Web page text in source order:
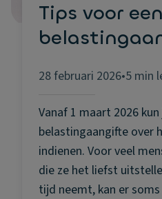
Tips voor
28 februari 2026•5 min
Vanaf 1 maart 2026
belastingaangifte over
indienen. Voor veel
die ze het liefst
tijd neemt, kan er